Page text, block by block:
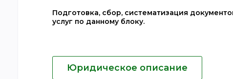
Подготовка, сбор, систематизация
услуг по данному блоку.
Юридическое описание